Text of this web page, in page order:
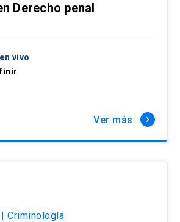
Derecho penal
vivo
Ver más keyboard_arrow_right
Criminología